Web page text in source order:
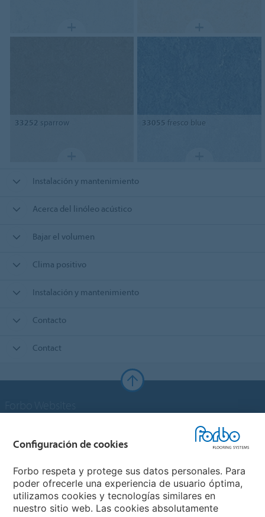
33252 sparrow 33055 fresco blue
Instalación y mantenimiento
Acerca del linóleo acústico
Bajar el volumen
Clima positivo
Instalación y mantenimiento
Contacto
Contact
Forbo Flooring Systems
Forbo Movement Systems
Configuración de cookies
Forbo respeta y protege sus datos personales. Para
poder ofrecerle una experiencia de usuario óptima,
utilizamos cookies y tecnologías similares en
nuestro sitio web. Las cookies absolutamente